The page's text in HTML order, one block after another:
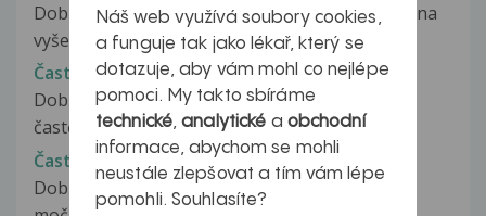
Dobrý den, moje paní doktorka mě chce poslat na
vyšetření svalů pánevního dna...
Častější močení
Dobrý den, v poslední době jsem zpozoroval
častější chození na záchod (2týdny)....
Častější močení v těhotenství
Dobrý den, trpím syndromem hyperaktivního
Náš web využívá soubory cookies,
a funguje tak jako lékař, který se
dotazuje, aby vám mohl co nejlépe
pomoci. My takto sbíráme
technické,analytické a obchodní
informace, abychom se mohli
neustále zlepšovat a tím vám lépe
pomohli. Souhlasíte?